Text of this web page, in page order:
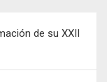
de su XXII